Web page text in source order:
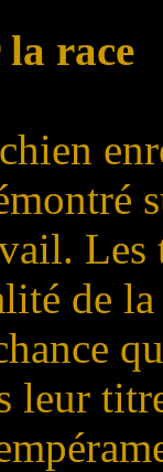
race
Les
de
leur